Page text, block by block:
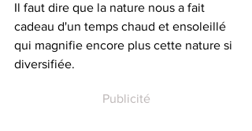
Il faut dire que la nature nous a fait
cadeau d'un temps chaud et ensoleillé
qui magnifie encore plus cette nature si
diversifiée.
Publicité